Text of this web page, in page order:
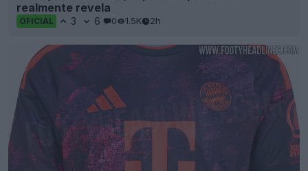
realmente revela
OFICIAL 3 6 0 1.5K 2h